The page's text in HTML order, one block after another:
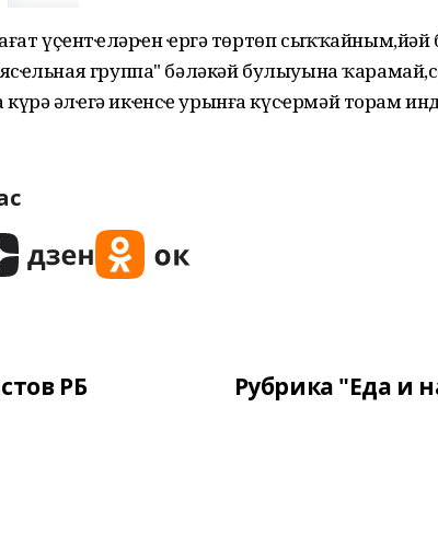
үҫҽнтҽләрҽн ҽргә төртөп
группа" бәләкәй булыуына
әлҽгә икҽнсҽ урынға күсҽрмәй торам
РБ Рубрика "Еда и